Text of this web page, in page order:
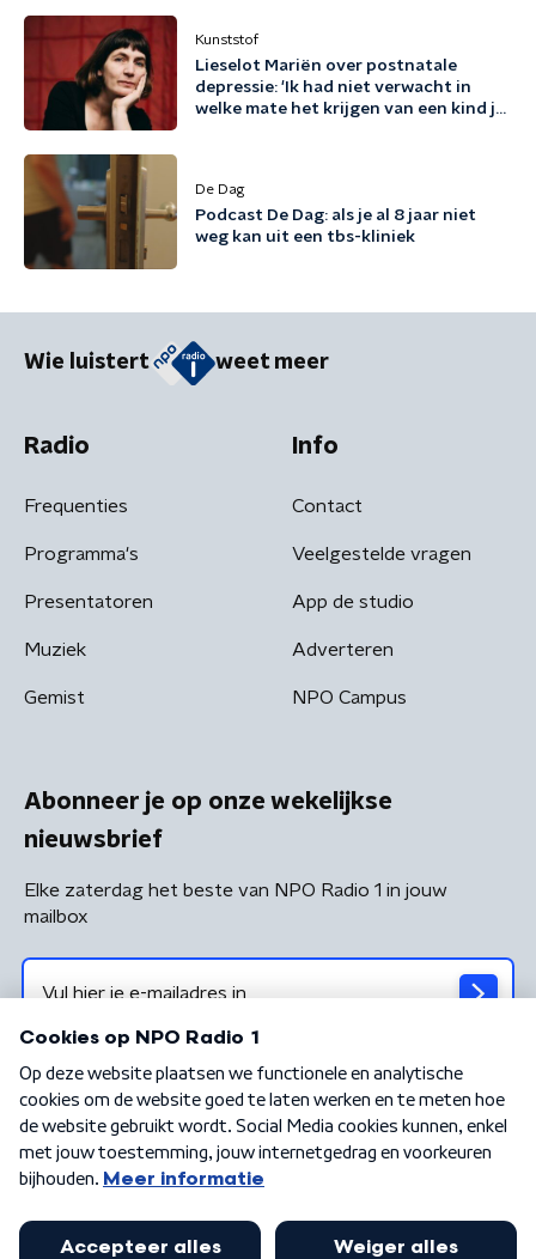
Kunststof
Lieselot Mariën over postnatale
depressie: 'Ik had niet verwacht in
welke mate het krijgen van een kind je
De Dag
Podcast De Dag: als je al 8 jaar niet
weg kan uit een tbs-kliniek
Wie luistert weet meer
Radio
Frequenties
Programma's
Presentatoren
Muziek
Gemist
Info
Contact
Veelgestelde vragen
App de studio
Adverteren
NPO Campus
Abonneer je op onze wekelijkse
nieuwsbrief
Elke zaterdag het beste van NPO Radio 1 in jouw
mailbox
Algemene voorwaarden